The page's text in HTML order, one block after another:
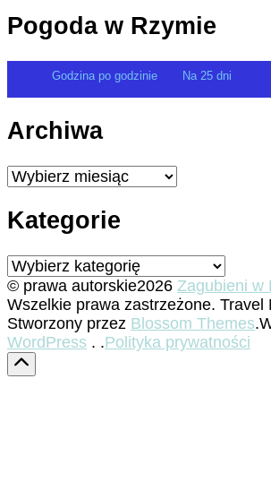
Pogoda w Rzymie
Godzina po godzinie Na 25 dni
Archiwa
Archiwa
Kategorie
Kategorie
© prawa autorskie2026 Zagubieni w
Wszelkie prawa zastrzeżone. Travel
Stworzony przez Blossom Themes
WordPress . .Polityka prywatności